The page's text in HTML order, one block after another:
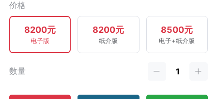
价格
8200元
电子版
8200元
纸介版
8500元
电子+纸介版
数量